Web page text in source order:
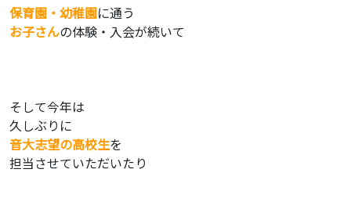
保育園・幼稚園に通う
お子さんの体験・入会が続いて
そして今年は
久しぶりに
音大志望の高校生を
担当させていただいたり